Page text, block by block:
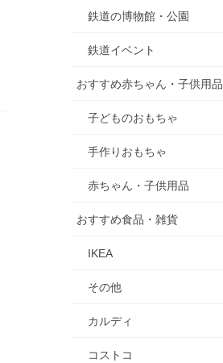
鉄道の博物館・公園
鉄道イベント
おすすめ赤ちゃん・子供用品
子どものおもちゃ
手作りおもちゃ
赤ちゃん・子供用品
おすすめ食品・雑貨
IKEA
その他
カルディ
コストコ